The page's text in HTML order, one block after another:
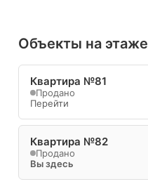
Объекты на этаже
Квартира №81
Продано
Перейти
Квартира №82
Продано
Вы здесь